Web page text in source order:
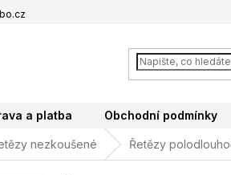
a platba Obchodní podmínky
nezkoušené Řetězy